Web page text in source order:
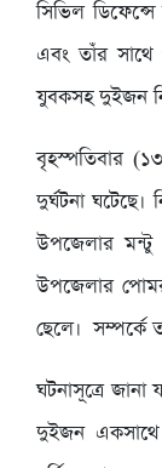
সিভিল
এবং তাঁর
যুবকসহ দুইজন
বৃহস্পতিবার
দুর্ঘটনা
উপজেলার মন্টু
উপজেলার
ছেলে। সম্পর্কে
ঘটনাসূত্রে
দুইজন একসাথে